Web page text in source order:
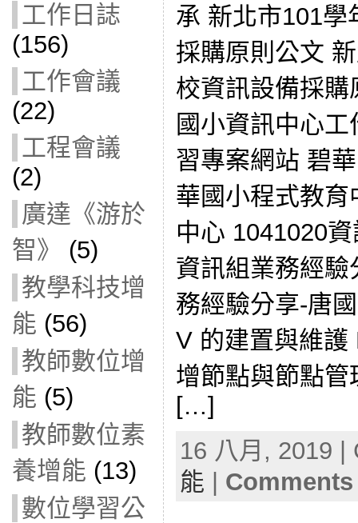
工作日誌
(156)
工作會議
(22)
工程會議
(2)
廣達《游於
智》
(5)
教學科技增
能 (56)
教師數位增
能 (5)
教師數位素
養增能 (13)
數位學習公
承 新北市101學
採購原則公文
校資訊設備採
國小資訊中心
習專案網站 碧
華國小程式教
中心 1041020
資訊組業務經
務經驗分享-唐
V 的建置與維護
增節點與節點管
[…]
16 八月, 2019
能 |